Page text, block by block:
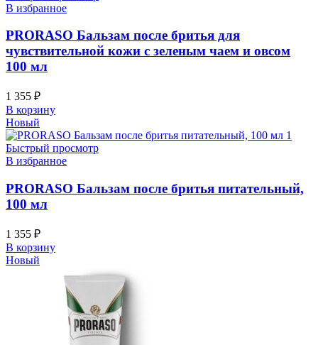
В избранное
PRORASO Бальзам после бритья для
чувствительной кожи с зеленым чаем и овсом
100 мл
1 355 ₽
В корзину
Новый
Быстрый просмотр
В избранное
PRORASO Бальзам после бритья питательный,
100 мл
1 355 ₽
В корзину
Новый